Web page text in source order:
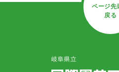
ページ先
戻る